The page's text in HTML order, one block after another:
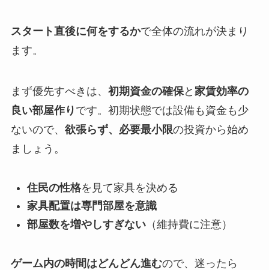
スタート直後に何をするかで全体の流れが決まり
ます。
まず優先すべきは、 初期資金の確保と 家賃効率の
良い部屋作り です。初期状態では設備も資金も少
ないので、 欲張らず、必要最小限の投資から始め
ましょう。
住民の性格を見て家具を決める
家具配置は専門部屋を意識
部屋数を増やしすぎない（維持費に注意）
ゲーム内の時間はどんどん進むので、迷ったら